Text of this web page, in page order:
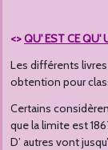
<>QU' EST CE QU'
Les différents livres
obtention pour
Certains
que la limite est
D’ autres vont